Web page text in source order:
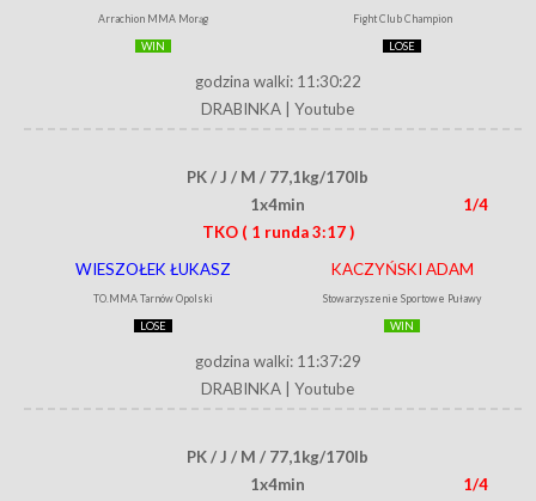
Arrachion MMA Morąg
WIN
Fight Club Champion
LOSE
godzina walki: 11:30:22
DRABINKA
Youtube
PK / J / M / 77,1kg/170lb
1x4min
1/4
TKO ( 1 runda 3:17 )
WIESZOŁEK ŁUKASZ
TO.MMA Tarnów Opolski
LOSE
KACZYŃSKI ADAM
Stowarzyszenie Sportowe Puławy
WIN
godzina walki: 11:37:29
DRABINKA
Youtube
PK / J / M / 77,1kg/170lb
1x4min
1/4